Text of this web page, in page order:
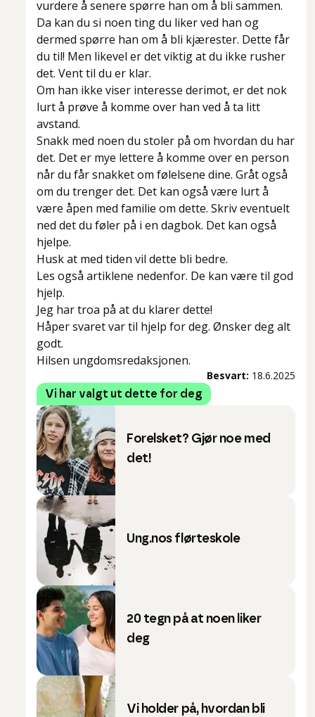
vurdere å senere spørre han om å bli sammen.
Da kan du si noen ting du liker ved han og
dermed spørre han om å bli kjærester. Dette får
du til! Men likevel er det viktig at du ikke rusher
det. Vent til du er klar.
Om han ikke viser interesse derimot, er det nok
lurt å prøve å komme over han ved å ta litt
avstand.
Snakk med noen du stoler på om hvordan du har
det. Det er mye lettere å komme over en person
når du får snakket om følelsene dine. Gråt også
om du trenger det. Det kan også være lurt å
være åpen med familie om dette. Skriv eventuelt
ned det du føler på i en dagbok. Det kan også
hjelpe.
Husk at med tiden vil dette bli bedre.
Les også artiklene nedenfor. De kan være til god
hjelp.
Jeg har troa på at du klarer dette!
Håper svaret var til hjelp for deg. Ønsker deg alt
godt.
Hilsen ungdomsredaksjonen.
Besvart: 18.6.2025
Vi har valgt ut dette for deg
Forelsket? Gjør noe med
det!
Ung.nos flørteskole
20 tegn på at noen liker
deg
Vi holder på, hvordan bli